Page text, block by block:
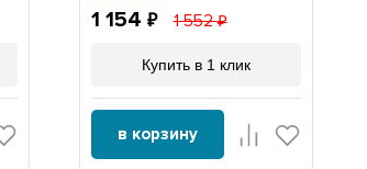
1 154 1 552
Купить в 1 клик
в корзину